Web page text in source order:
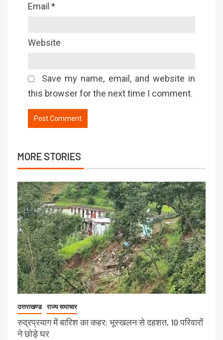
Email *
Website
Save my name, email, and website in
this browser for the next time I comment.
MORE STORIES
उत्तराखण्ड राज्य समाचार
रुद्रप्रयाग में बारिश का कहर: भूस्खलन से दहशत, 10 परिवारों
ने छोड़े घर